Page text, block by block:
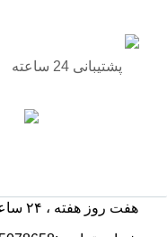
پشتیبانی 24 ساعته
هفت روز هفته ، ۲۴ ساعت شبانه‌روز پاسخگوی شما هستیم